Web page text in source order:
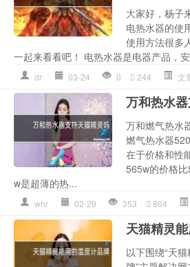
大家好，杨子
电热水器的使
使用方法很多
一起来看看吧！ 电热水器是电器产品，
dr 03-24 0 244 文
万和热水
万和燃气热水
燃气热水器
在于价格和性
565w的价格
w是超薄的热...
whr 02-29 353 864
天猫精灵
以下围绕“天